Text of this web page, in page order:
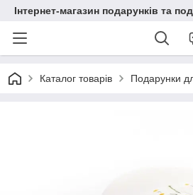
Інтернет-магазин подарунків та
Каталог товарів Подарунки